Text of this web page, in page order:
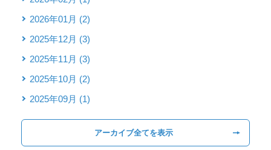
2026年01月 (2)
2025年12月 (3)
2025年11月 (3)
2025年10月 (2)
2025年09月 (1)
アーカイブ全てを表示